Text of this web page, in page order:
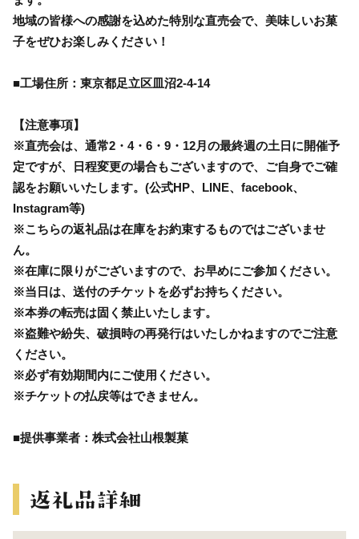
地域の皆様への感謝を込めた特別な直売会で、美味しいお菓
子をぜひお楽しみください！
■工場住所：東京都足立区皿沼2-4-14
【注意事項】
※直売会は、通常2・4・6・9・12月の最終週の土日に開催予
定ですが、日程変更の場合もございますので、ご自身でご確
認をお願いいたします。(公式HP、LINE、facebook、
Instagram等)
※こちらの返礼品は在庫をお約束するものではございませ
ん。
※在庫に限りがございますので、お早めにご参加ください。
※当日は、送付のチケットを必ずお持ちください。
※本券の転売は固く禁止いたします。
※盗難や紛失、破損時の再発行はいたしかねますのでご注意
ください。
※必ず有効期間内にご使用ください。
※チケットの払戻等はできません。
■提供事業者：株式会社山根製菓